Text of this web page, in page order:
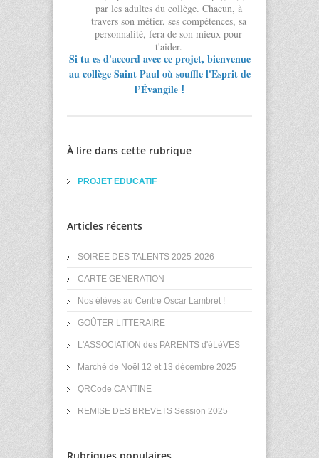
par les adultes du collège. Chacun, à
travers son métier, ses compétences, sa
personnalité, fera de son mieux pour
t'aider.
Si tu es d'accord avec ce projet, bienvenue
au collège Saint Paul où souffle l'Esprit de
l’Évangile !
À lire dans cette rubrique
PROJET EDUCATIF
Articles récents
SOIREE DES TALENTS 2025-2026
CARTE GENERATION
Nos élèves au Centre Oscar Lambret !
GOÛTER LITTERAIRE
L'ASSOCIATION des PARENTS d'éLèVES
Marché de Noël 12 et 13 décembre 2025
QRCode CANTINE
REMISE DES BREVETS Session 2025